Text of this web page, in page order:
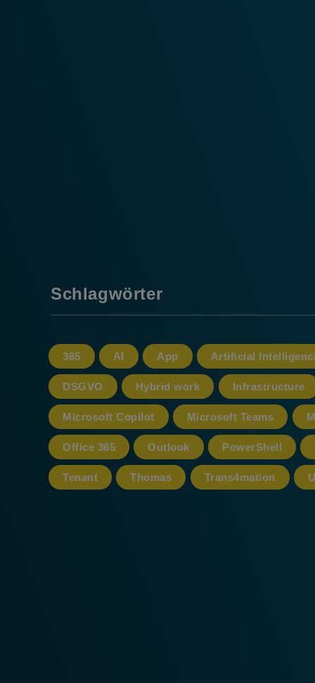
Schlagwörter
365 AI App Artificial
DSGVO Hybrid work Infrastructure
Microsoft Copilot Microsoft Teams
Office 365 Outlook PowerShell
Tenant Thomas Trans4mation